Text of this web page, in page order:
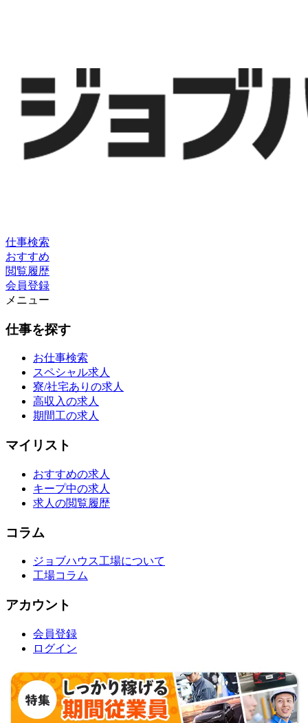
仕事検索
おすすめ
閲覧履歴
会員登録
メニュー
仕事を探す
お仕事検索
スペシャル求人
寮/社宅ありの求人
高収入の求人
期間工の求人
マイリスト
おすすめの求人
キープ中の求人
求人の閲覧履歴
コラム
ジョブハウス工場について
工場コラム
アカウント
会員登録
ログイン